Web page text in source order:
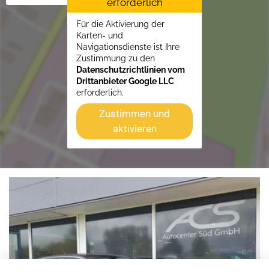
Für die Aktivierung der
Karten- und
Navigationsdienste ist Ihre
Zustimmung zu den
Datenschutzrichtlinien vom
Drittanbieter Google LLC
erforderlich.
Zustimmen und
aktivieren